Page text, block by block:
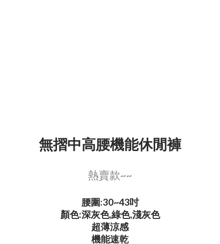
無摺中高腰機能休閒褲
熱賣款~~
腰圍:30~43吋
顏色:深灰色,綠色,淺灰色
超薄涼感
機能速乾